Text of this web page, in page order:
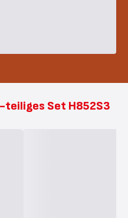
teiliges Set H852S3